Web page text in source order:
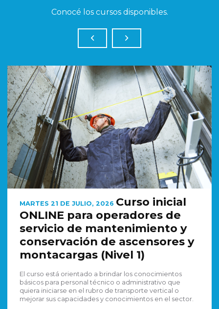
Conocé los cursos disponibles.
MARTES 21 DE JULIO, 2026 Curso inicial
ONLINE para operadores de
servicio de mantenimiento y
conservación de ascensores y
montacargas (Nivel 1)
El curso está orientado a brindar los conocimientos
básicos para personal técnico o administrativo que
quiera iniciarse en el rubro de transporte vertical o
mejorar sus capacidades y conocimientos en el sector.